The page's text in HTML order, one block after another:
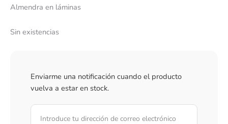
Almendra en láminas
Sin existencias
Enviarme una notificación cuando el producto
vuelva a estar en stock.